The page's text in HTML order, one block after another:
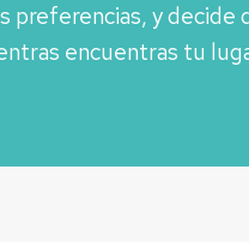
y decide
encuentras tu